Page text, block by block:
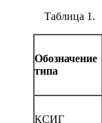
Таблица 1.
Обозначение
типа
КСИГ